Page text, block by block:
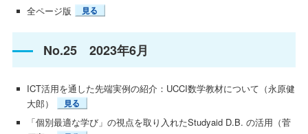
全ページ版
No.25 2023年6月
ICT活用を通した先端実例の紹介：UCCI数学教材について（永原健
大郎）
「個別最適な学び」の視点を取り入れたStudyaid D.B. の活用（菅